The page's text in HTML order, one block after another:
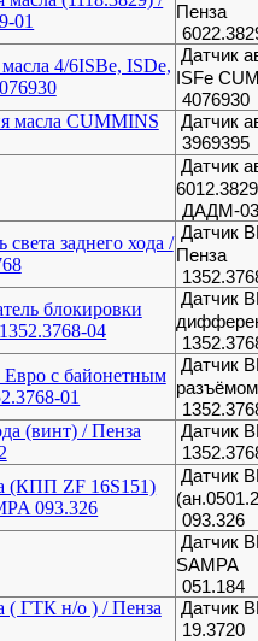
Пенза
Датчик
ISFe
4076930
Датчик
3969395
Датчик
ДАДМ-
Датчик
Пенза
Датчик
Датчик
Датчик
Датчик
093.326
Датчик
SAMPA
051.184
Датчик
19.3720